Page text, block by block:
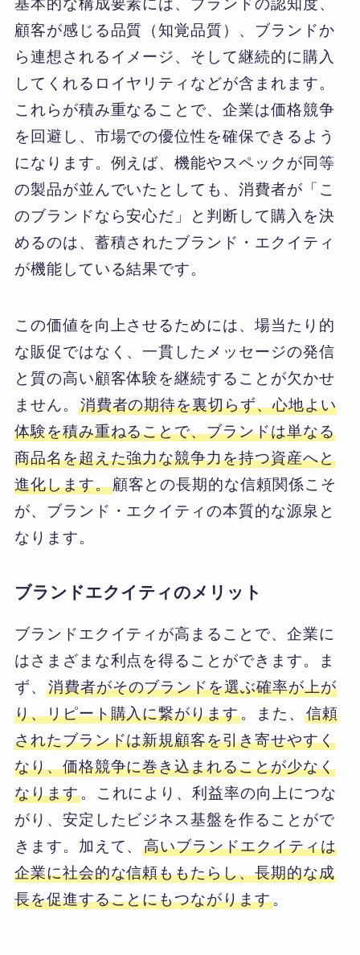
顧客が感じる品質（知覚品質）、ブランドか
ら連想されるイメージ、そして継続的に購入
してくれるロイヤリティなどが含まれます。
これらが積み重なることで、企業は価格競争
を回避し、市場での優位性を確保できるよう
になります。例えば、機能やスペックが同等
の製品が並んでいたとしても、消費者が「こ
のブランドなら安心だ」と判断して購入を決
めるのは、蓄積されたブランド・エクイティ
が機能している結果です。
この価値を向上させるためには、場当たり的
な販促ではなく、一貫したメッセージの発信
と質の高い顧客体験を継続することが欠かせ
ません。 消費者の期待を裏切らず、心地よい
体験を積み重ねることで、ブランドは単なる
商品名を超えた強力な競争力を持つ資産へと
進化します。顧客との長期的な信頼関係こそ
が、ブランド・エクイティの本質的な源泉と
なります。
ブランドエクイティのメリット
ブランドエクイティが高まることで、企業に
はさまざまな利点を得ることができます。ま
ず、 消費者がそのブランドを選ぶ確率が上が
り、リピート購入に繋がります。また、 信頼
されたブランドは新規顧客を引き寄せやすく
なり、価格競争に巻き込まれることが少なく
なります。これにより、利益率の向上につな
がり、安定したビジネス基盤を作ることがで
きます。加えて、高いブランドエクイティは
企業に社会的な信頼ももたらし、長期的な成
長を促進することにもつながります。